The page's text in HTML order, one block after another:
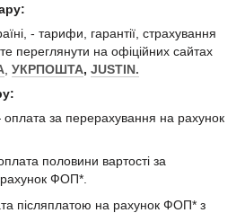
- тарифи, гарантії, страхування
переглянути на офіційних сайтах
УКРПОШТА, JUSTIN.
за перерахування на рахунок
половини вартості за
ФОП*.
післяплатою на рахунок ФОП* з